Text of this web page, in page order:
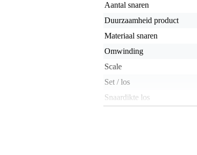
Aantal snaren
Duurzaamheid product
Materiaal snaren
Omwinding
Scale
Set / los
Snaardikte los